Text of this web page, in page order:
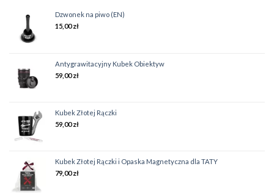
Dzwonek na piwo (EN)
15,00zł
Antygrawitacyjny Kubek Obiektyw
59,00zł
Kubek Złotej Rączki
59,00zł
Kubek Złotej Rączki i Opaska Magnetyczna dla TATY
79,00zł